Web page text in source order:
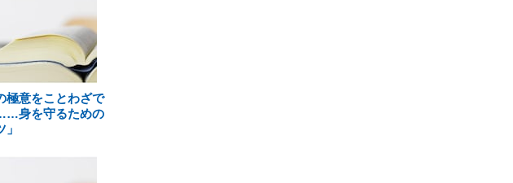
極意をことわざで
身を守るための
」